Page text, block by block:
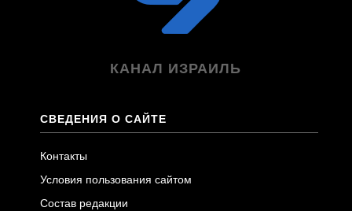
КАНАЛ ИЗРАИЛЬ
СВЕДЕНИЯ О САЙТЕ
Контакты
Условия пользования сайтом
Состав редакции